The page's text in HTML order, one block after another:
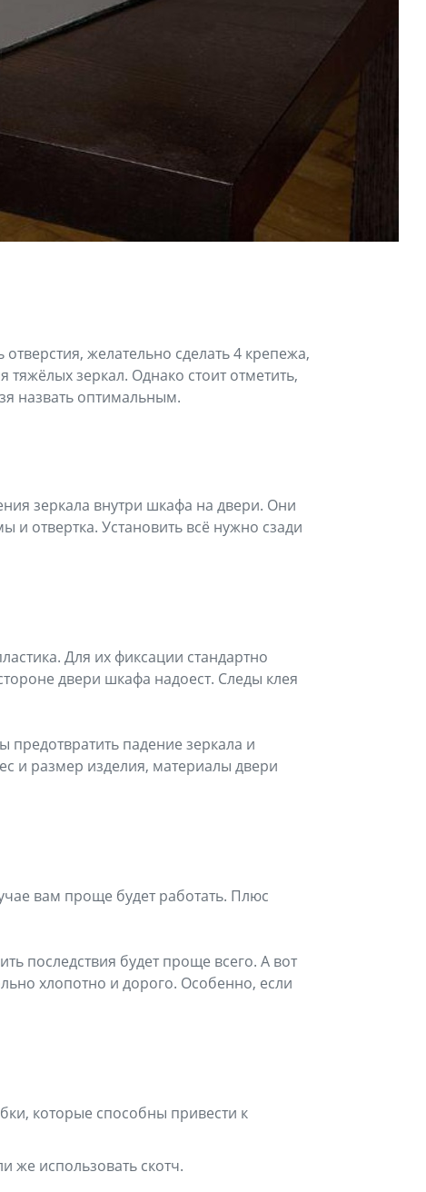
желательно сделать 4 крепежа,
зеркал. Однако стоит отметить,
назвать оптимальным.
зеркала внутри шкафа на двери. Они
отвертка. Установить всё нужно сзади
Для их фиксации стандартно
двери шкафа надоест. Следы клея
падение зеркала и
и размер изделия, материалы двери
вам проще будет работать. Плюс
последствия будет проще всего. А вот
хлопотно и дорого. Особенно, если
которые способны привести к
же использовать скотч.